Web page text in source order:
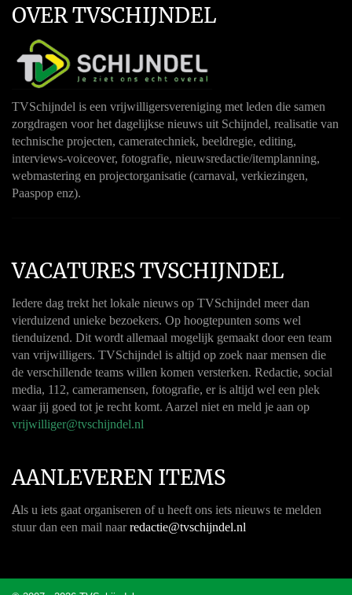
OVER TVSCHIJNDEL
TVSchijndel is een vrijwilligersvereniging met leden die samen
zorgdragen voor het dagelijkse nieuws uit Schijndel, realisatie van
technische projecten, cameratechniek, beeldregie, editing,
interviews-voiceover, fotografie, nieuwsredactie/itemplanning,
webmastering en projectorganisatie (carnaval, verkiezingen,
Paaspop enz).
VACATURES TVSCHIJNDEL
Iedere dag trekt het lokale nieuws op TVSchijndel meer dan
vierduizend unieke bezoekers. Op hoogtepunten soms wel
tienduizend. Dit wordt allemaal mogelijk gemaakt door een team
van vrijwilligers. TVSchijndel is altijd op zoek naar mensen die
de verschillende teams willen komen versterken. Redactie, social
media, 112, cameramensen, fotografie, er is altijd wel een plek
waar jij goed tot je recht komt. Aarzel niet en meld je aan op
vrijwilliger@tvschijndel.nl
AANLEVEREN ITEMS
Als u iets gaat organiseren of u heeft ons iets nieuws te melden
stuur dan een mail naar redactie@tvschijndel.nl